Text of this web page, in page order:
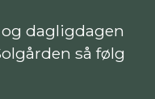
dagligdagen
så følg